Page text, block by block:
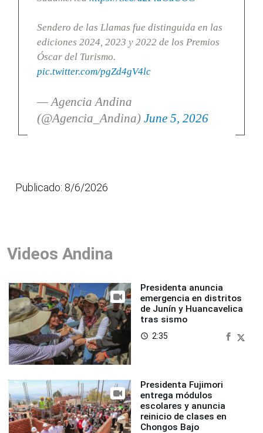
Sendero de las Llamas fue distinguida en las
ediciones 2024, 2023 y 2022 de los Premios
Óscar del Turismo.
pic.twitter.com/pgZd4gV4lc
— Agencia Andina
(@Agencia_Andina) June 5, 2026
Publicado: 8/6/2026
Videos Andina
Presidenta anuncia
emergencia en distritos
de Junín y Huancavelica
tras sismo
access_time 2:35
Presidenta Fujimori
entrega módulos
escolares y anuncia
reinicio de clases en
Chongos Bajo